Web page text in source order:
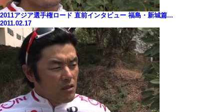
2011アジア選手権ロード 直前インタビュー 福島・新城篇...
2011.02.17